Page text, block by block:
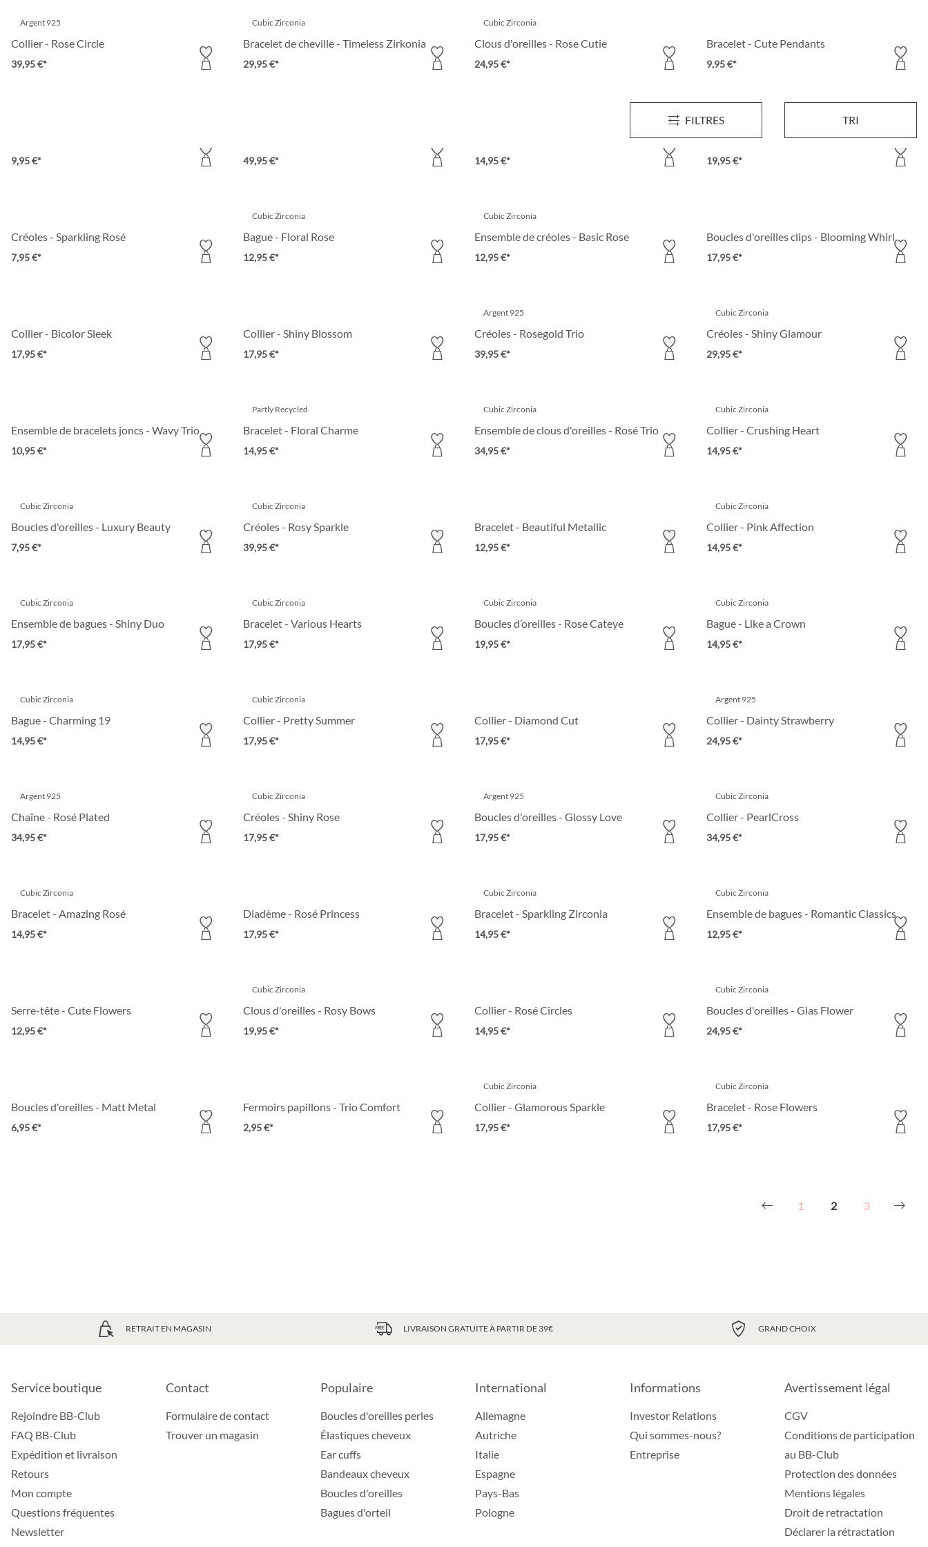
FILTRES TRI
Argent 925
Collier - Rose Circle
39,95 €*
Cubic Zirconia
Bracelet de cheville - Timeless Zirkonia
29,95 €*
Cubic Zirconia
Clous d'oreilles - Rose Cutie
24,95 €*
Bracelet - Cute Pendants
9,95 €*
9,95 €* 49,95 €* 14,95 €*
Cubic Zirconia
Clous d'oreilles - Rosy Tulip
19,95 €*
Créoles - Sparkling Rosé
7,95 €*
Cubic Zirconia
Bague - Floral Rose
12,95 €*
Cubic Zirconia
Ensemble de créoles - Basic Rose
12,95 €*
Boucles d'oreilles clips - Blooming Whirl
17,95 €*
Collier - Bicolor Sleek
17,95 €*
Collier - Shiny Blossom
17,95 €*
Argent 925
Créoles - Rosegold Trio
39,95 €*
Cubic Zirconia
Créoles - Shiny Glamour
29,95 €*
Ensemble de bracelets joncs - Wavy Trio
10,95 €*
Partly Recycled
Bracelet - Floral Charme
14,95 €*
Cubic Zirconia
Ensemble de clous d'oreilles - Rosé Trio
34,95 €*
Cubic Zirconia
Collier - Crushing Heart
14,95 €*
Cubic Zirconia
Boucles d'oreilles - Luxury Beauty
7,95 €*
Cubic Zirconia
Créoles - Rosy Sparkle
39,95 €*
Bracelet - Beautiful Metallic
12,95 €*
Cubic Zirconia
Collier - Pink Affection
14,95 €*
Cubic Zirconia
Ensemble de bagues - Shiny Duo
17,95 €*
Cubic Zirconia
Bracelet - Various Hearts
17,95 €*
Cubic Zirconia
Boucles d’oreilles - Rose Cateye
19,95 €*
Cubic Zirconia
Bague - Like a Crown
14,95 €*
Cubic Zirconia
Bague - Charming 19
14,95 €*
Cubic Zirconia
Collier - Pretty Summer
17,95 €*
Collier - Diamond Cut
17,95 €*
Argent 925
Collier - Dainty Strawberry
24,95 €*
Argent 925
Chaîne - Rosé Plated
34,95 €*
Cubic Zirconia
Créoles - Shiny Rose
17,95 €*
Argent 925
Boucles d'oreilles - Glossy Love
17,95 €*
Cubic Zirconia
Collier - PearlCross
34,95 €*
Cubic Zirconia
Bracelet - Amazing Rosé
14,95 €*
Diadème - Rosé Princess
17,95 €*
Cubic Zirconia
Bracelet - Sparkling Zirconia
14,95 €*
Cubic Zirconia
Ensemble de bagues - Romantic Classics
12,95 €*
Serre-tête - Cute Flowers
12,95 €*
Cubic Zirconia
Clous d'oreilles - Rosy Bows
19,95 €*
Collier - Rosé Circles
14,95 €*
Cubic Zirconia
Boucles d'oreilles - Glas Flower
24,95 €*
Boucles d'oreilles - Matt Metal
6,95 €*
Fermoirs papillons - Trio Comfort
2,95 €*
Cubic Zirconia
Collier - Glamorous Sparkle
17,95 €*
Cubic Zirconia
Bracelet - Rose Flowers
17,95 €*
1 2 3
RETRAIT EN MAGASIN LIVRAISON GRATUITE À PARTIR DE 39€ GRAND CHOIX
Service boutique
Rejoindre BB-Club
FAQ BB-Club
Expédition et livraison
Retours
Mon compte
Questions fréquentes
Newsletter
Contact
Formulaire de contact
Trouver un magasin
Populaire
Boucles d'oreilles perles
Élastiques cheveux
Ear cuffs
Bandeaux cheveux
Boucles d'oreilles
Bagues d'orteil
International
Allemagne
Autriche
Italie
Espagne
Pays-Bas
Pologne
Informations
Investor Relations
Qui sommes-nous?
Entreprise
Avertissement légal
CGV
Conditions de participation
au BB-Club
Protection des données
Mentions légales
Droit de retractation
Déclarer la rétractation